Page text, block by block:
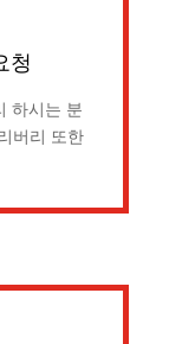
청
하시는 분
버리 또한